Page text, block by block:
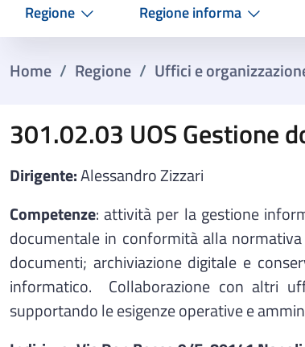
Regione Regione informa
Home / Regione / Uffici e
301.02.03 UOS Gestione
Dirigente:Alessandro Zizzari
Competenze: attività per la gestione
documentale in conformità alla
documenti; archiviazione digitale e
informatico. Collaborazione con altri
supportando le esigenze operative e